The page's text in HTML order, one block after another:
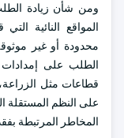
ومن شأن زيادة
المواقع النائية
محدودة أو غير
الطلب على
قطاعات مثل
على النظم المستقلة
المخاطر المرتبطة